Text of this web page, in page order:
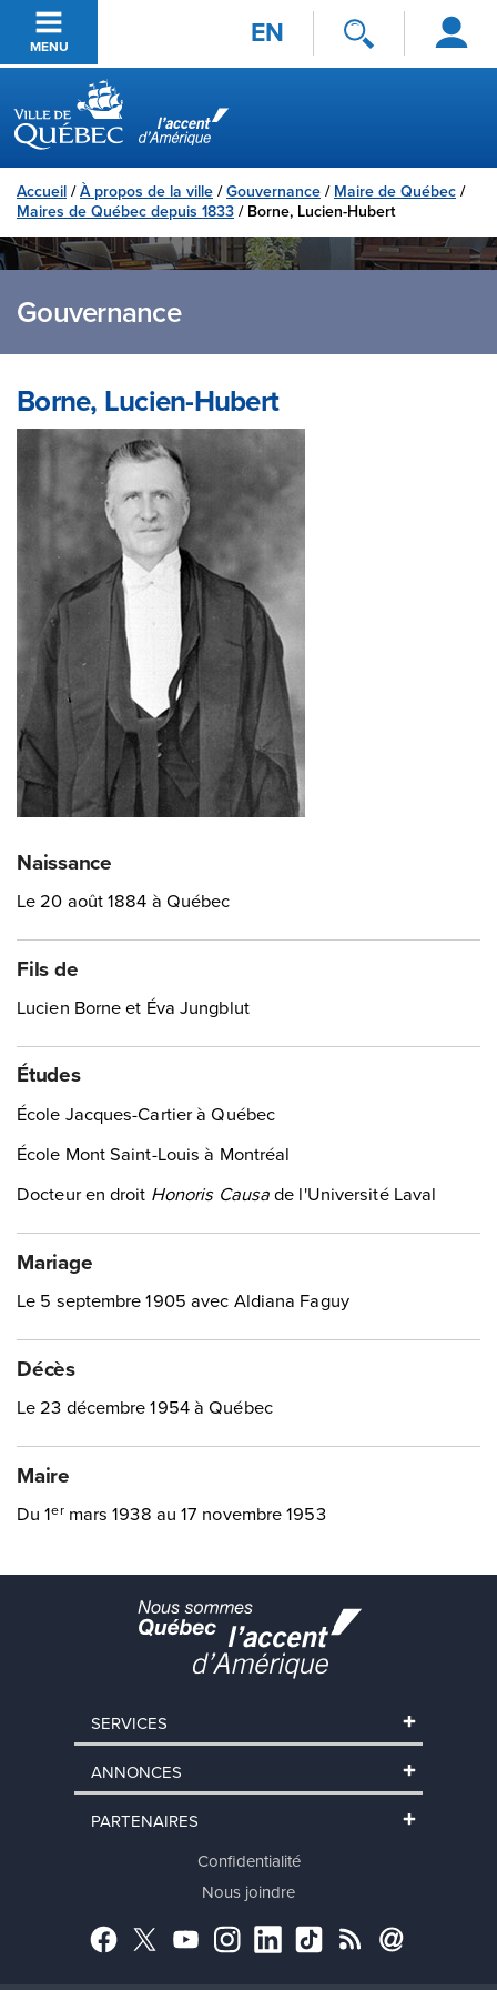
Passer au contenu principal
MENU EN
Se
connecter
Ville de Québec
Accueil /À propos de la ville /Gouvernance / Maire de Québec /
Maires de Québec depuis 1833 / Borne, Lucien-Hubert
Gouvernance
Borne, Lucien-Hubert
Naissance
Le 20 août 1884 à Québec
Fils de
Lucien Borne et Éva Jungblut
Études
École Jacques-Cartier à Québec
École Mont Saint-Louis à Montréal
Docteur en droit Honoris Causade l'Université Laval
Mariage
Le 5 septembre 1905 avec Aldiana Faguy
Décès
Le 23 décembre 1954 à Québec
Maire
Du 1ermars 1938 au 17 novembre 1953
SERVICES
ANNONCES
PARTENAIRES
Confidentialité
Nous joindre
Facebook
TwitterYouTubeInstagram
LinkedInTikTokRSS Abonnement